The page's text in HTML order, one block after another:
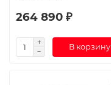
264 890 ₽
В корзину